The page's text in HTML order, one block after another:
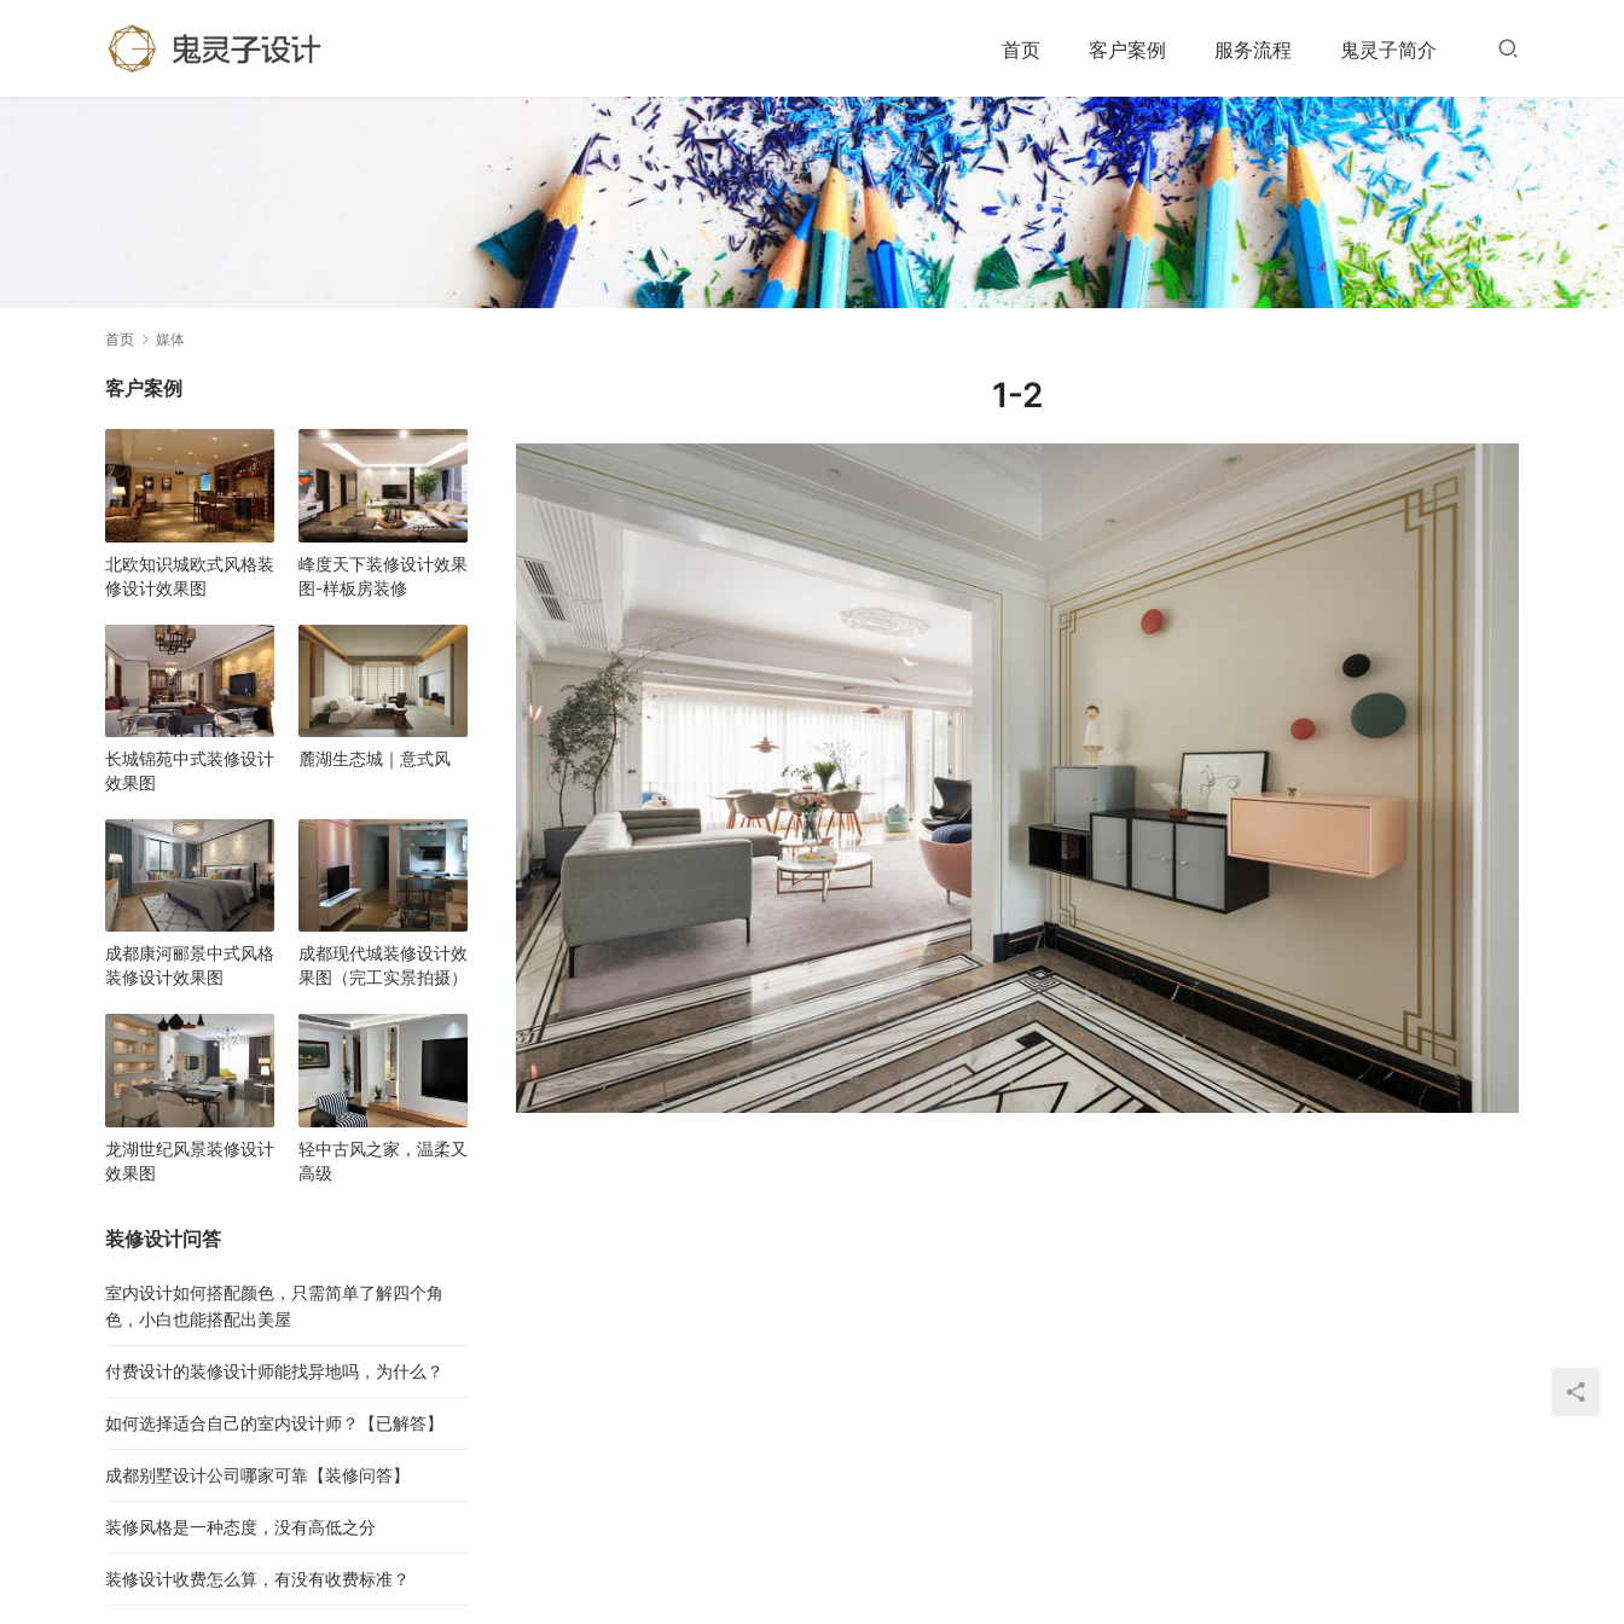
首页 客户案例 服务流程 鬼灵子简介
首页 媒体
1-2
客户案例
北欧知识城欧式风格装
修设计效果图
峰度天下装修设计效果
图-样板房装修
长城锦苑中式装修设计
效果图
麓湖生态城｜意式风
成都康河郦景中式风格
装修设计效果图
成都现代城装修设计效
果图（完工实景拍摄）
龙湖世纪风景装修设计
效果图
轻中古风之家，温柔又
高级
装修设计问答
室内设计如何搭配颜色，只需简单了解四个角
色，小白也能搭配出美屋
付费设计的装修设计师能找异地吗，为什么？
如何选择适合自己的室内设计师？【已解答】
成都别墅设计公司哪家可靠【装修问答】
装修风格是一种态度，没有高低之分
装修设计收费怎么算，有没有收费标准？